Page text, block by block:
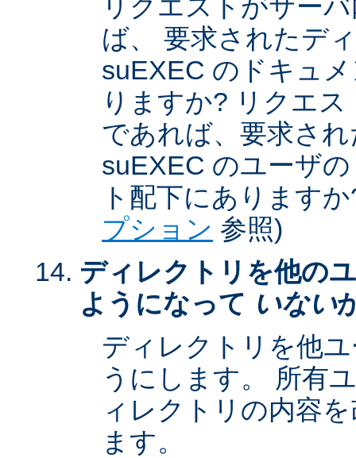
リクエストがサー
ば、 要求されたデ
suEXEC のドキュ
りますか? リクエ
であれば、要求さ
suEXEC のユーザ
ト配下にあります
プション 参照)
ディレクトリを他の
ようになって いない
ディレクトリを他
うにします。 所有
ィレクトリの内容
ます。